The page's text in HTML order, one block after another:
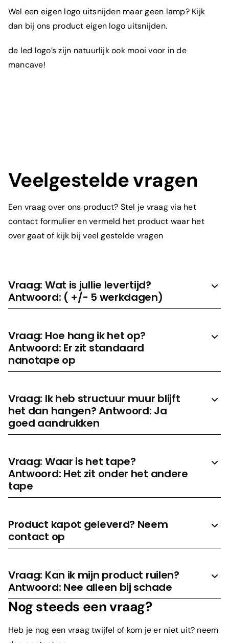
Wel een eigen logo uitsnijden maar geen lamp? Kijk
dan bij ons product eigen logo uitsnijden.
de led logo’s zijn natuurlijk ook mooi voor in de
mancave!
Veelgestelde vragen
Een vraag over ons product? Stel je vraag via het
contact formulier en vermeld het product waar het
over gaat of kijk bij veel gestelde vragen
Vraag: Wat is jullie levertijd?
Antwoord: ( +/- 5 werkdagen)
Vraag: Hoe hang ik het op?
Antwoord: Er zit standaard
nanotape op
Vraag: Ik heb structuur muur blijft
het dan hangen? Antwoord: Ja
goed aandrukken
Vraag: Waar is het tape?
Antwoord: Het zit onder het andere
tape
Product kapot geleverd? Neem
contact op
Vraag: Kan ik mijn product ruilen?
Antwoord: Nee alleen bij schade
Nog steeds een vraag?
Heb je nog een vraag twijfel of kom je er niet uit? neem
Om welk product gaat het?*
Prijs aanvragen